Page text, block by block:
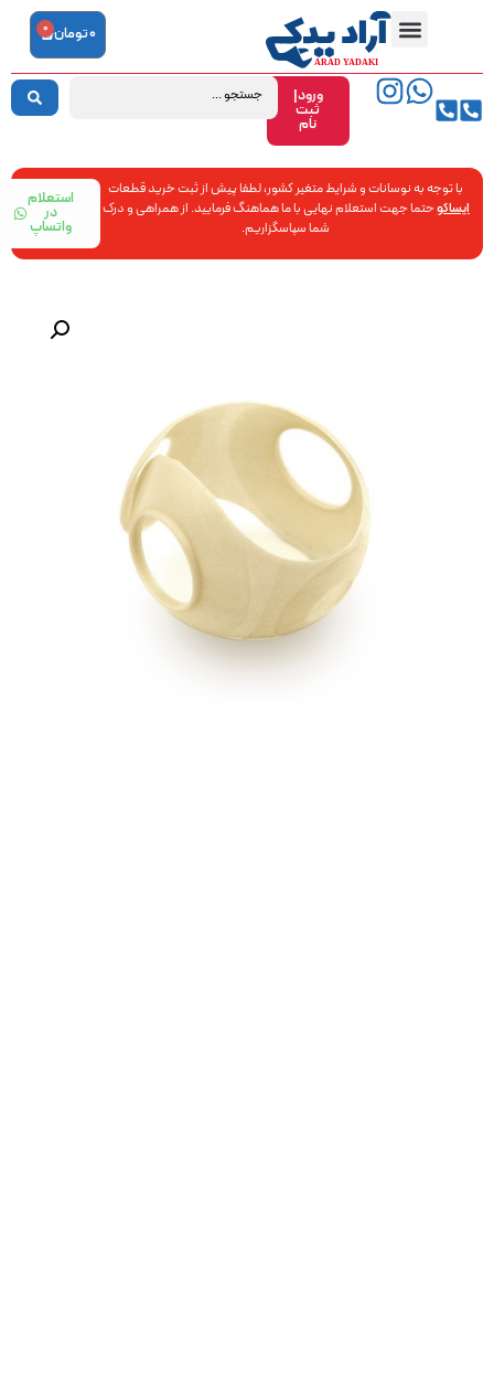
ورود|
ثبت
نام
0تومان 0
با توجه به نوسانات و شرایط متغیر کشور، لطفا پیش از ثبت خرید قطعات
ایساکوحتما جهت استعلام نهایی با ما هماهنگ فرمایید. از همراهی و درک
شما سپاسگزاریم.
استعلام
در
واتساپ